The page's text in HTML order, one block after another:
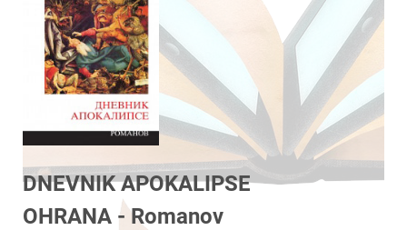
DNEVNIK APOKALIPSE
OHRANA - Romanov